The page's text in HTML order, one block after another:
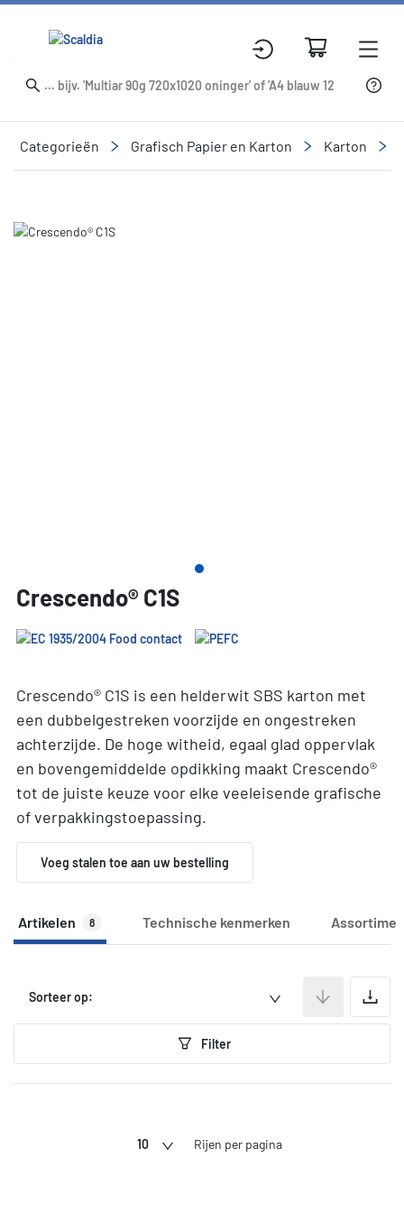
Categorieën Grafisch Papier en Karton Karton
Slide 1 of 1
Crescendo® C1S
Crescendo® C1S is een helderwit SBS karton met
een dubbelgestreken voorzijde en ongestreken
achterzijde. De hoge witheid, egaal glad oppervlak
en bovengemiddelde opdikking maakt Crescendo®
tot de juiste keuze voor elke veeleisende grafische
of verpakkingstoepassing.
Voeg stalen toe aan uw bestelling
Artikelen 8 Technische kenmerken
Sorteer op:
Filter
10 Rijen per pagina